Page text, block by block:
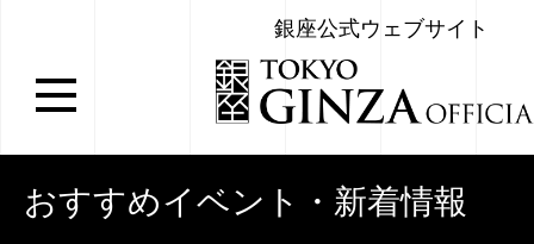
銀座公式ウェブサイト
おすすめイベント・新着情報